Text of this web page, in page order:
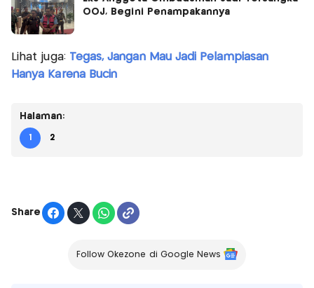
OOJ, Begini Penampakannya
Lihat juga: Tegas, Jangan Mau Jadi Pelampiasan
Hanya Karena Bucin
Halaman:
1 2
Share
Follow Okezone di Google News